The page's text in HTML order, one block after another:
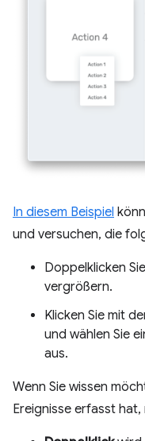
In diesem Beispiel
und versuchen, die
Doppelklicken
vergrößern.
Klicken Sie mit
und wählen Sie
aus.
Wenn Sie wissen
Ereignisse erfasst hat,